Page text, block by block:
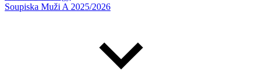
Soupiska Muži A 2025/2026